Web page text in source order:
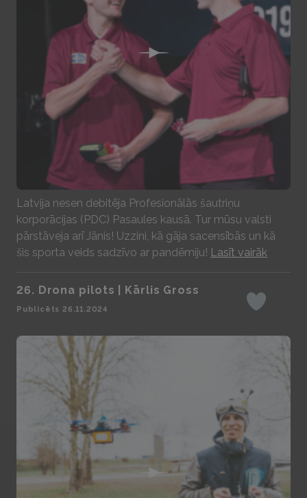
Play
Latvija nesen debitēja Profesionālās šautriņu
korporācijas (PDC) Pasaules kausā. Tur mūsu valsti
pārstāveja arī Jānis! Uzzini, kā gāja sacensībās un kā
šis sporta veids sadzīvo ar pandēmiju! Lasīt vairāk
26. Drona pilots | Kārlis Gross
Publicēts 26.11.2024 Iepatikas